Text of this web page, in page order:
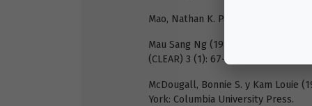
Mao, Nathan K. Pa Chin. Boston:
Mau Sang Ng (1981). Ba Jin and
(CLEAR) 3 (1): 67-92.
McDougall, Bonnie S. y Kam Louie
York: Columbia University Press.